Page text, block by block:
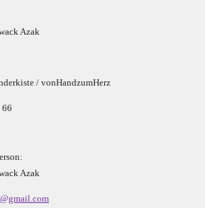
Azak
/ vonHandzumHerz
66
Azak